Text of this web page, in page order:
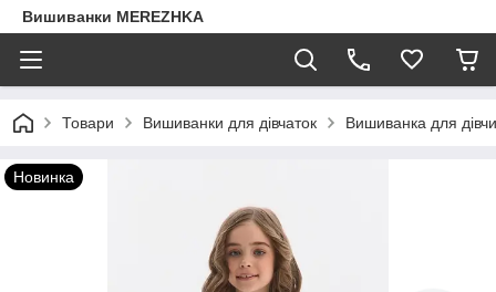
Вишиванки MEREZHKA
Товари Вишиванки для дівчаток Вишиванка для
Новинка